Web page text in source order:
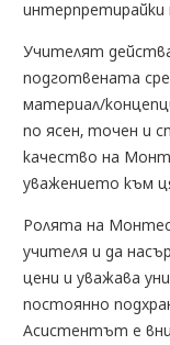
Учителят
подготвената
материал/
по ясен, точен и
качество на
уважението към
Ролята на
учителя и да
цени и уважава
постоянно
Асистентът е